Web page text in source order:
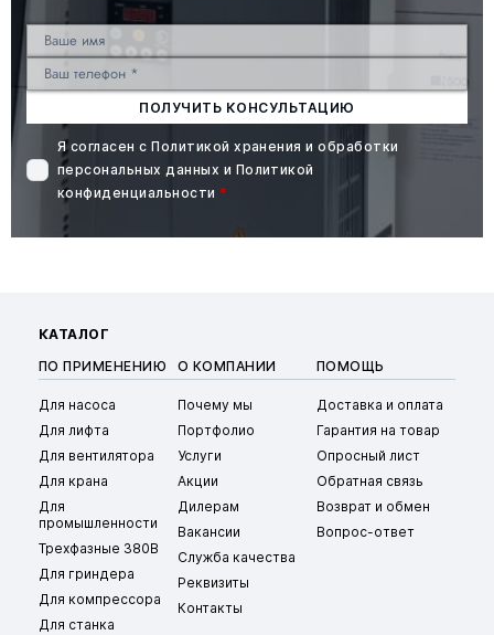
ПОЛУЧИТЬ КОНСУЛЬТАЦИЮ
Я согласен сПолитикой хранения и обработки
персональных данных и Политикой
конфиденциальности *
КАТАЛОГ
ПО ПРИМЕНЕНИЮ
Для насоса
Для лифта
Для вентилятора
Для крана
Для
промышленности
Трехфазные 380В
Для гриндера
Для компрессора
Для станка
О КОМПАНИИ
Почему мы
Портфолио
Услуги
Акции
Дилерам
Вакансии
Служба качества
Реквизиты
Контакты
ПОМОЩЬ
Доставка и оплата
Гарантия на товар
Опросный лист
Обратная связь
Возврат и обмен
Вопрос-ответ